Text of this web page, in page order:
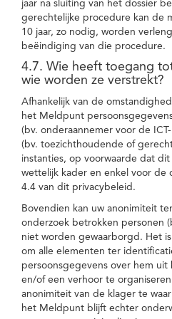
jaar na sluiting van het dossier
gerechtelijke procedure kan de
10 jaar, zo nodig, worden
beëindiging van die procedure.
4.7. Wie heeft toegang
wie worden ze verstrekt?
Afhankelijk van de
het Meldpunt
(bv. onderaannemer voor de
(bv. toezichthoudende of
instanties, op voorwaarde dat
wettelijk kader en enkel voor de
4.4 van dit privacybeleid.
Bovendien kan uw anonimiteit
onderzoek betrokken personen
niet worden gewaarborgd. Het
om alle elementen ter
persoonsgegevens over hem
en/of een verhoor te
anonimiteit van de klager te
het Meldpunt blijft echter